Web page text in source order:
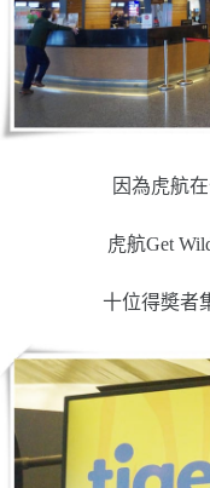
因為虎航
虎航Get
十位得奬者